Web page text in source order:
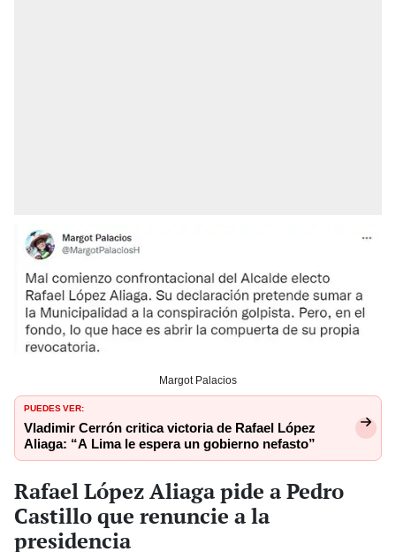
Margot Palacios
PUEDES VER:
Vladimir Cerrón critica victoria de Rafael López
Aliaga: “A Lima le espera un gobierno nefasto”
Rafael López Aliaga pide a Pedro
Castillo que renuncie a la
presidencia